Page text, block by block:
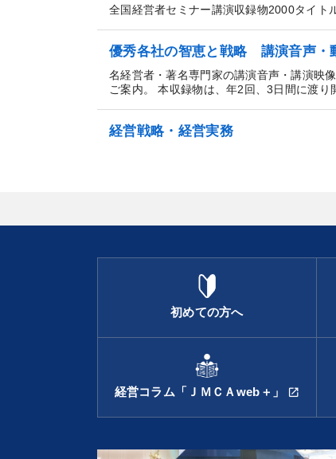
全国経営者セミナー講演収録物2000タイト
優秀各社の智恵と戦略 講演音声・
名経営者・著名専門家の講演音声・講演映
ご案内。 本収録物は、年2回、3日間に渡り
経営戦略・経営実務
初めての方へ
経営コラム「ＪＭＣＡweb＋」 open_in_new